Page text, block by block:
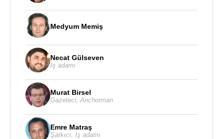
Medyum Memiş
Necat Gülseven
İş adamı
Murat Birsel
Gazeteci Anchorman
Emre Matraş
Şarkıcı İş adamı